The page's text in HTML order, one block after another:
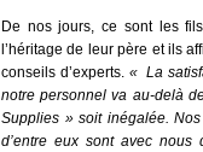
De nos jours, ce sont les
l’héritage de leur père et ils
conseils d’experts. « La
notre personnel va au-delà
Supplies » soit inégalée.
d’entre eux sont avec nous